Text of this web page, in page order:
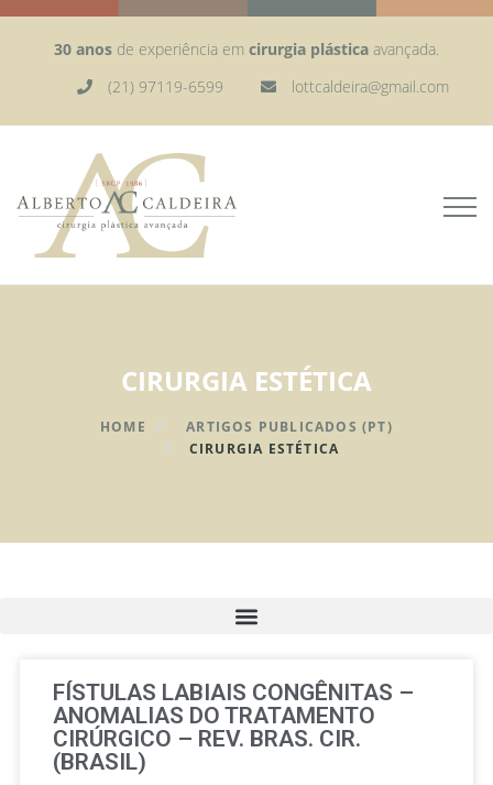
30 anos de experiência em cirurgia plástica avançada.
(21) 97119-6599
lottcaldeira@gmail.com
CIRURGIA ESTÉTICA
HOME
ARTIGOS PUBLICADOS (PT)
CIRURGIA ESTÉTICA
FÍSTULAS LABIAIS CONGÊNITAS –
ANOMALIAS DO TRATAMENTO
CIRÚRGICO – REV. BRAS. CIR.
(BRASIL)